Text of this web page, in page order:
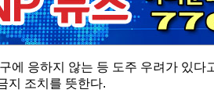
에 응하지 않는 등 도주 우려가 있
지 조치를 뜻한다.